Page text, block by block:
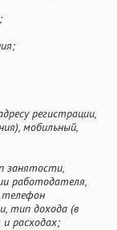
регистрации,
мобильный,
занятости,
работодателя,
тип дохода (в
расходах;